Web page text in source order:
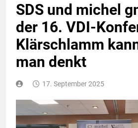
SDS und michel
der 16. VDI-
Klärschlamm
man denkt
17. September 2025